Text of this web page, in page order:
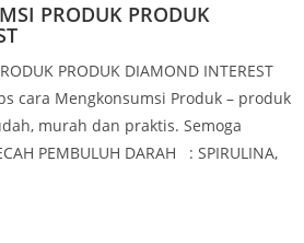
PRODUK PRODUK
PRODUK DIAMOND INTEREST
cara Mengkonsumsi Produk – produk
murah dan praktis. Semoga
PEMBULUH DARAH : SPIRULINA,